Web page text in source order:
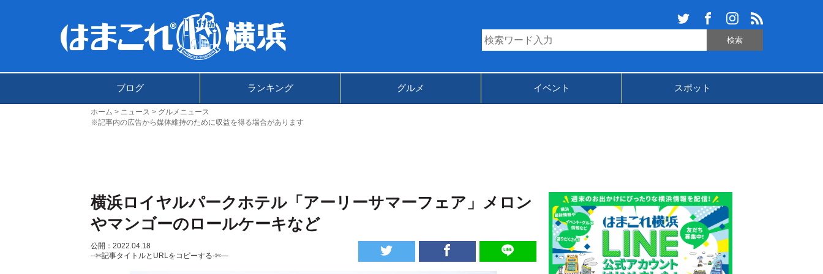
ブログ ランキング グルメ イベント スポット
ホーム ニュース
グルメニュース
※記事内の広告から媒体維持のために収益を得る場合があります
横浜ロイヤルパークホテル「アーリーサマーフェア」メロン
やマンゴーのロールケーキなど
公開：2022.04.18
--✄記事タイトルとURLをコピーする-✄—